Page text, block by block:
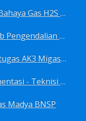
Sertifikasi Penanggulangan Bahaya Gas H2S BNSP
Sertifikasi Penanggung Jawab Pengendalian Pencemaran Udara BNSP
Sertifikasi Pengawas Dan Petugas AK3 Migas BNSP
Sertifikasi Pengawas Instrumentasi - Teknisi Instrumentasi Tingkat 1 Dan 2 BNSP
Madya BNSP